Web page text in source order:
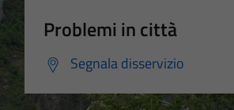
Problemi in città
Segnala disservizio